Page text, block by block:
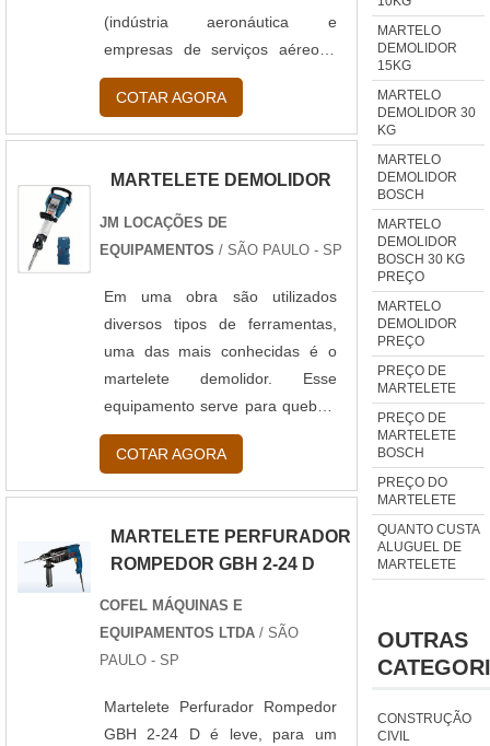
(indústria aeronáutica e
empresas de serviços aéreos),
na fabricação de baús para
caminhões, na indústria naval e
de manutenção industrial geral. É
serviço de rebitagem. No
processo de rebarbação, as
ferramentas do Martelete
COTAR AGORA
MARTELETE DEMOLIDOR
JM LOCAÇÕES DE
EQUIPAMENTOS / SÃO PAULO - SP
Em uma obra são utilizados
diversos tipos de ferramentas,
uma das mais conhecidas é o
martelete demolidor. Esse
equipamento serve para quebrar
concretos, vigas, lajes, entre
outros, e é frequentemente
usado para cortar asfalto, nesse
pá como acessório. A ferramenta
possui diversas capacidades, as
mais comuns são...
COTAR AGORA
MARTELETE PERFURADOR
ROMPEDOR GBH 2-24 D
COFEL MÁQUINAS E
EQUIPAMENTOS LTDA / SÃO
PAULO - SP
Martelete Perfurador Rompedor
GBH 2-24 D é leve, para um
MARTELO
DEMOLIDOR
15KG
MARTELO
DEMOLIDOR 30
KG
MARTELO
DEMOLIDOR
BOSCH
MARTELO
DEMOLIDOR
BOSCH 30 KG
PREÇO
MARTELO
DEMOLIDOR
PREÇO
PREÇO DE
MARTELETE
PREÇO DE
MARTELETE
BOSCH
PREÇO DO
MARTELETE
QUANTO CUSTA
ALUGUEL DE
MARTELETE
OUTRAS
CONSTRUÇÃO
CIVIL